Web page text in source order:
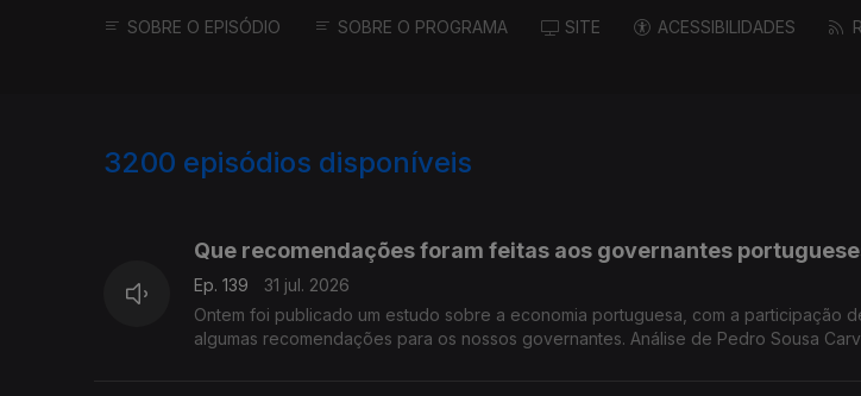
SOBRE O EPISÓDIO SOBRE O PROGRAMA SITE ACESSIBILIDADES
3200 episódios disponíveis
Que recomendações foram feitas aos governantes
Ep. 139
31 jul. 2026
Ontem foi publicado um estudo sobre a economia portuguesa, com a participação
algumas recomendações para os nossos governantes. Análise de Pedro Sousa